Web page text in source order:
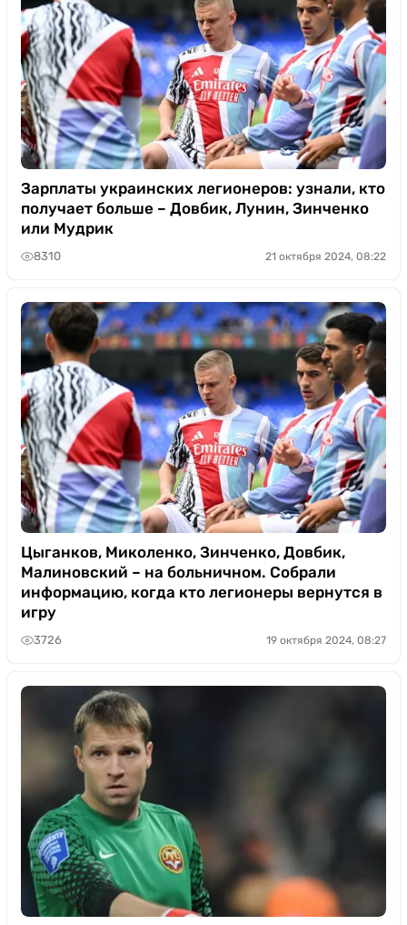
Зарплаты украинских легионеров: узнали, кто
получает больше – Довбик, Лунин, Зинченко
или Мудрик
8310 21 октября 2024, 08:22
Цыганков, Миколенко, Зинченко, Довбик,
Малиновский – на больничном. Собрали
информацию, когда кто легионеры вернутся в
игру
3726 19 октября 2024, 08:27